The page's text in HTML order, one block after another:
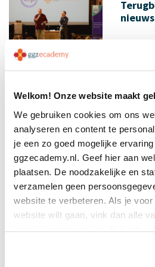
Welkom! Onze website maakt
We gebruiken cookies om ons
analyseren en content te
je een zo goed mogelijke
ggzecademy.nl. Geef hier aan
plaatsen. De noodzakelijke en
verzamelen geen
website te verbeteren. Als je
website wilt gaan, vink dan alle
manier kunnen we jou de beste
11 jul